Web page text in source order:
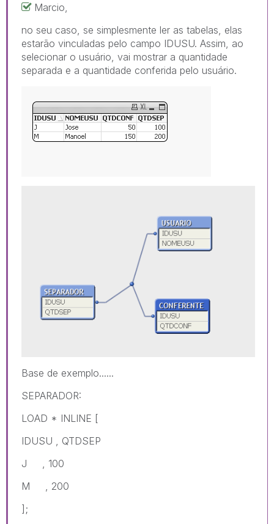
Marcio,
no seu caso, se simplesmente ler as tabelas, elas
estarão vinculadas pelo campo IDUSU. Assim, ao
selecionar o usuário, vai mostrar a quantidade
separada e a quantidade conferida pelo usuário.
Base de exemplo......
SEPARADOR:
LOAD * INLINE [
IDUSU , QTDSEP
J , 100
M , 200
];